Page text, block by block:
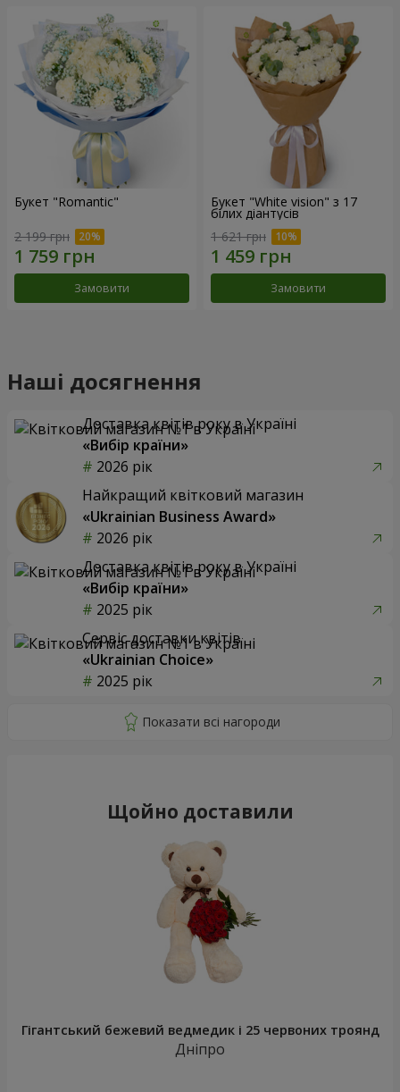
Букет "Romantic"
2 199 грн
Замовити
Букет "White vision" з 17
білих діантусів
1 621 грн
Замовити
Наші досягнення
Доставка квітів року в Україні
«Вибір країни»
2026 рік
Найкращий квітковий магазин
«Ukrainian Business Award»
2026 рік
Доставка квітів року в Україні
«Вибір країни»
2025 рік
Сервіс доставки квітів
«Ukrainian Choice»
2025 рік
Щойно доставили
Гігантський бежевий ведмедик і 25 червоних троянд
Дніпро